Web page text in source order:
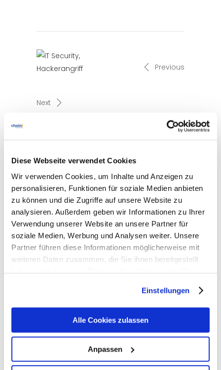
Diese Webseite verwendet Cookies
Wir verwenden Cookies, um Inhalte und Anzeigen zu
personalisieren, Funktionen für soziale Medien anbieten
zu können und die Zugriffe auf unsere Website zu
analysieren. Außerdem geben wir Informationen zu Ihrer
Verwendung unserer Website an unsere Partner für
soziale Medien, Werbung und Analysen weiter. Unsere
Partner führen diese Informationen möglicherweise mit
weiteren Daten zusammen, die Sie ihnen bereitgestellt
haben oder die sie im Rahmen Ihrer Nutzung der Dienste
Cookies, wenn Sie unsere Webseite weiterhin nutzen.
Einstellungen
Alle Cookies zulassen
Anpassen
Previous
Next
Related posts
#einfachaBSIchern: Tipps zur IT-
Sicherheit im Home-Office
BSI veröffentlicht Cyber-
Sicherheitslage